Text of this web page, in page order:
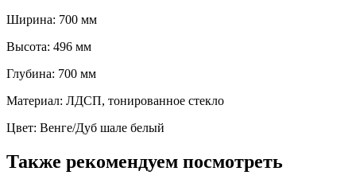
Ширина: 700 мм
Высота: 496 мм
Глубина: 700 мм
Материал: ЛДСП, тонированное стекло
Цвет: Венге/Дуб шале белый
Также рекомендуем посмотреть